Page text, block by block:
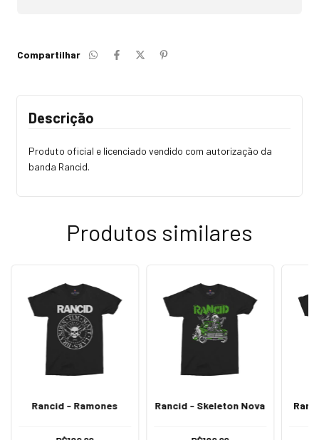
Compartilhar
Descrição
Produto oficial e licenciado vendido com autorização da
banda Rancid.
Produtos similares
Rancid - Ramones Rancid - Skeleton Nova